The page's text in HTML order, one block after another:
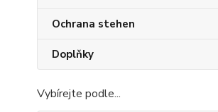
Ochrana stehen
Doplňky
Vybírejte podle...